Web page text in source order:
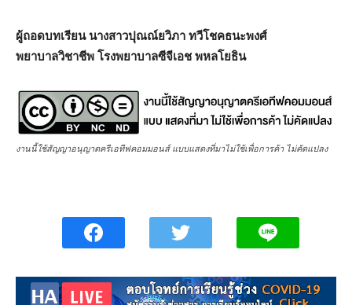
ผู้ถอดบทเรียน นางสาวปุณณ์ยวิภา ทวีโชคธนะพงศ์
พยาบาลวิชาชีพ โรงพยาบาลซีจีเอช พหลโยธิน
งานนี้ใช้สัญญาอนุญาตครีเอทีฟคอมมอนส์ แบบแสดงที่มาไม่ใช้เพื่อการค้า ไม่คัดแปลง